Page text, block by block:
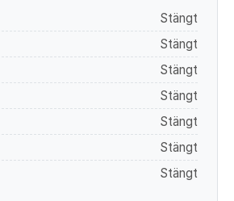
Stängt
Stängt
Stängt
Stängt
Stängt
Stängt
Stängt